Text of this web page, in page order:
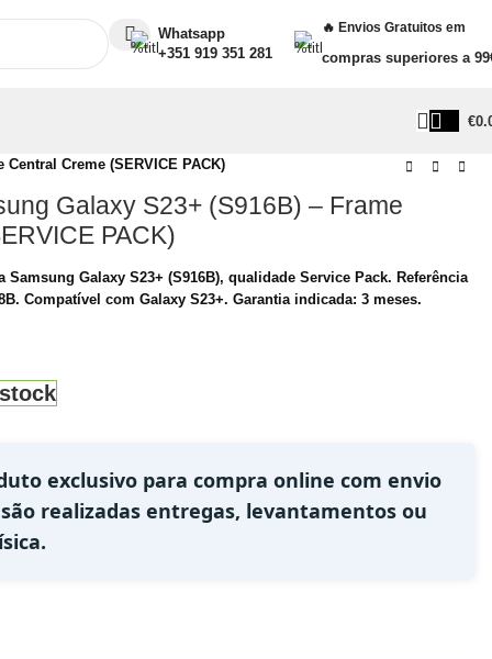
Whatsapp
+351 919 351 281
🔥 Envios Gratuitos em
compras superiores a
€
Creme (SERVICE PACK)
Galaxy S23+ (S916B) – Frame
PACK)
Samsung Galaxy S23+ (S916B), qualidade Service Pack. Referência
Compatível com Galaxy S23+. Garantia indicada: 3 meses.
exclusivo para compra online com envio
realizadas entregas, levantamentos ou